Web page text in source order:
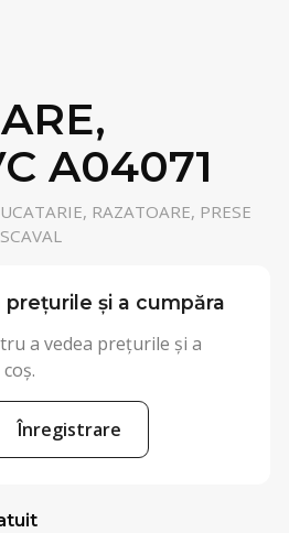
A04071
RAZATOARE, PRESE
și a cumpăra
a vedea prețurile și a
Înregistrare